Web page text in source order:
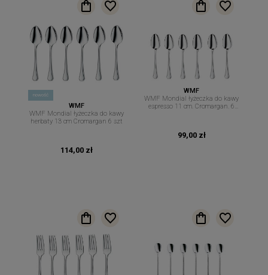
nowość
WMF
WMF Mondial łyżeczka do kawy
herbaty 13 cm Cromargan 6 szt
114,00 zł
WMF
WMF Mondial łyżeczka do kawy
espresso 11 cm. Cromargan. 6
99,00 zł